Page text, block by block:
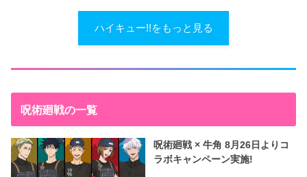
ハイキュー!!をもっと見る
呪術廻戦の一覧
呪術廻戦 × 牛角 8月26日よりコ
ラボキャンペーン実施!